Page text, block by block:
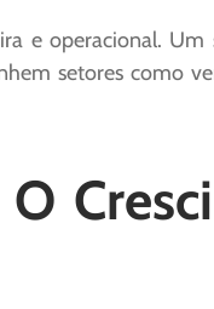
e operacional. Um
setores como